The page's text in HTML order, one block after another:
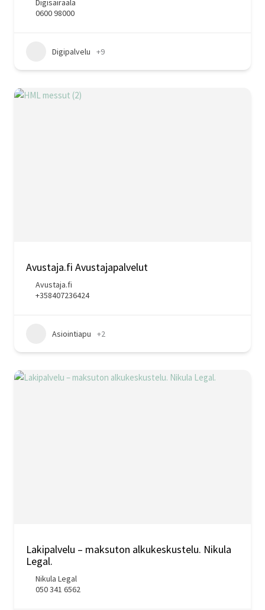
Digisairaala
0600 98000
Digipalvelu +9
Avustaja.fi Avustajapalvelut
Avustaja.fi
+358407236424
Asiointiapu +2
Lakipalvelu – maksuton alkukeskustelu. Nikula
Legal.
Nikula Legal
050 341 6562